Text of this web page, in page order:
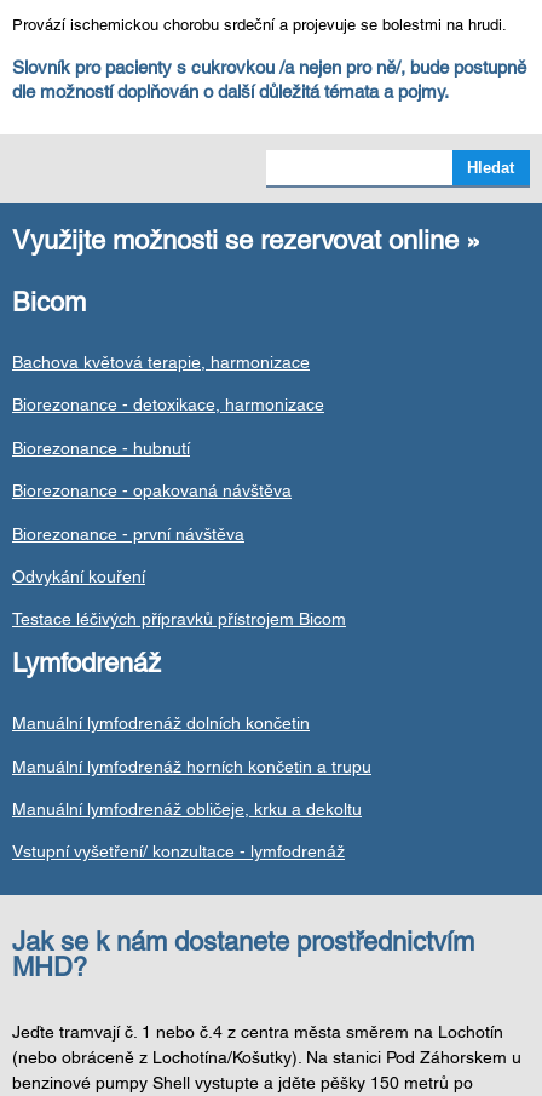
Provází ischemickou chorobu srdeční a projevuje se bolestmi na hrudi.
Slovník pro pacienty s cukrovkou /a nejen pro ně/, bude postupně
dle možností doplňován o další důležitá témata a pojmy.
Využijte možnosti se rezervovat online »
Bicom
Bachova květová terapie, harmonizace
Biorezonance - detoxikace, harmonizace
Biorezonance - hubnutí
Biorezonance - opakovaná návštěva
Biorezonance - první návštěva
Odvykání kouření
Testace léčivých přípravků přístrojem Bicom
Lymfodrenáž
Manuální lymfodrenáž dolních končetin
Manuální lymfodrenáž horních končetin a trupu
Manuální lymfodrenáž obličeje, krku a dekoltu
Vstupní vyšetření/ konzultace - lymfodrenáž
Jak se k nám dostanete prostřednictvím
MHD?
Jeďte tramvají č. 1 nebo č.4 z centra města směrem na Lochotín
(nebo obráceně z Lochotína/Košutky). Na stanici Pod Záhorskem u
benzinové pumpy Shell vystupte a jděte pěšky 150 metrů po